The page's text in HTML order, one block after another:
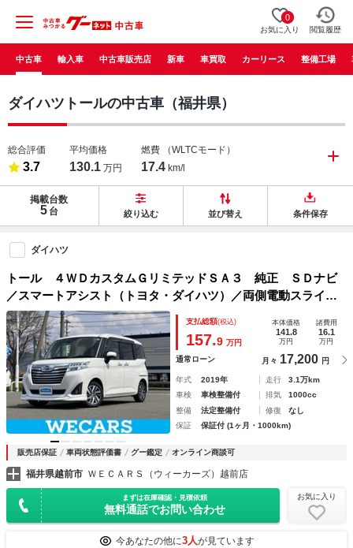
0
お気に入り 閲覧履歴
中古車 輸入車 中古車販売店 新車 車買取 カーリース 整備工場
ダイハツトールの中古車（福井県）
総合評価
3.7
平均価格
130.1 万円
燃費 （WLTCモード）
17.4 km/l
掲載台数
5 台 絞り込む 並び替え 条件保存
ダイハツ
トール ４ＷＤカスタムＧリミテッドＳＡ３ 純正 ＳＤナビ
／スマートアシスト（トヨタ・ダイハツ）／両側電動スライド
ドア／シートヒーター 前席／パノラマモニター／車線逸脱防
止支援システム／ドライブレコーダー 純正／ヘッドランプ
ＬＥＤ
支払総額(税込)
157.9 万円
本体価格
141.8
万円
諸費用
16.1
万円
通常ローン 月々 17,200 円
年式 2019年 走行
3.1万km
車検
車検整備付 排気
1000cc
整備
法定整備付 修復
なし
保証
保証付 (1ヶ月・1000km)
販売店保証 車両状態評価書 グー鑑定 オンライン商談可
福井県越前市 ＷＥＣＡＲＳ（ウィーカーズ）越前店
まずは在庫確認・見積依頼
無料通話でお問い合わせ
お気に入り
今あなたの他に3人が見ています